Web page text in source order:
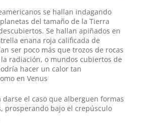
t
se hallan indagando
del tamaño de la Tierra
Se hallan apiñados en
enana roja calificada de
ser poco más que trozos de rocas
radiación, o mundos cubiertos de
hacer un calor tan
en Venus
el caso que alberguen formas
prosperando bajo el crepúsculo